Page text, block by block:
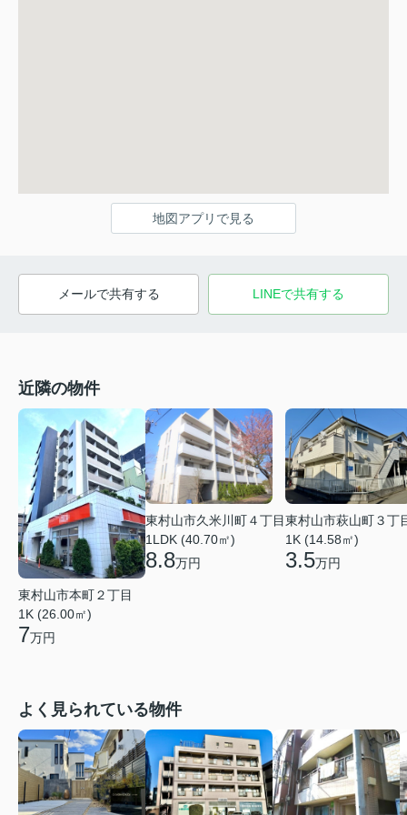
地図アプリで見る
メールで共有する LINEで共有する
近隣の物件
東村山市本町２丁目
1K (26.00㎡)
7万円
東村山市久米川町４丁目
1LDK (40.70㎡)
8.8万円
東村山市萩山町３丁
1K (14.58㎡)
3.5万円
よく見られている物件